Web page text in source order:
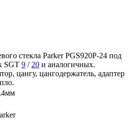
стекла Parker PGS920P-24 под
SGT 9 /20 и аналогичных.
цангу, цангодержатель, адаптер